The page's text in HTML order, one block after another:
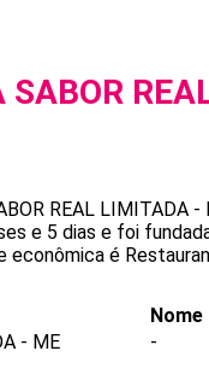
SABOR
REAL LIMITADA -
e 5 dias e foi
econômica é
- ME
Nome
-